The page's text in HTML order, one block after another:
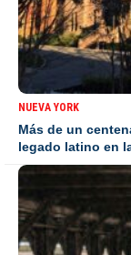
NUEVA YORK
Más de un
legado latino en